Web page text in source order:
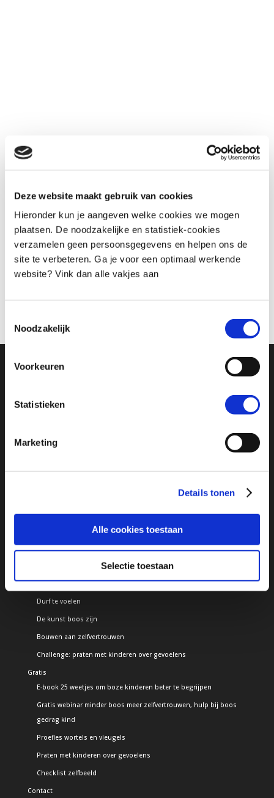
Deze website maakt gebruik van cookies
Hieronder kun je aangeven welke cookies we mogen
plaatsen. De noodzakelijke en statistiek-cookies
verzamelen geen persoonsgegevens en helpen ons de
site te verbeteren. Ga je voor een optimaal werkende
website? Vink dan alle vakjes aan
Noodzakelijk
Voorkeuren
Statistieken
Marketing
Details tonen
Alle cookies toestaan
Selectie toestaan
Startpakket werken met de binnenwereld
Over Sander
Programma’s voor ouders
Gelukkige kinderen, gelukkige ouders
Minder boos meer zelfvertrouwen
Toolbox boos gedrag
Durf te voelen
De kunst boos zijn
Bouwen aan zelfvertrouwen
Challenge: praten met kinderen over gevoelens
Gratis
E-book 25 weetjes om boze kinderen beter te begrijpen
Gratis webinar minder boos meer zelfvertrouwen, hulp bij boos
gedrag kind
Proefles wortels en vleugels
Praten met kinderen over gevoelens
Checklist zelfbeeld
Contact